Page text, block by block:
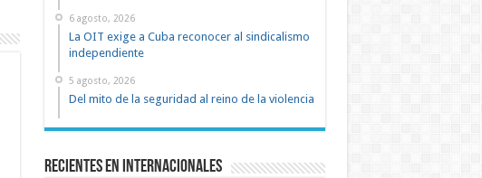
6 agosto, 2026
La OIT exige a Cuba reconocer al sindicalismo
independiente
5 agosto, 2026
Del mito de la seguridad al reino de la violencia
Recientes en Internacionales